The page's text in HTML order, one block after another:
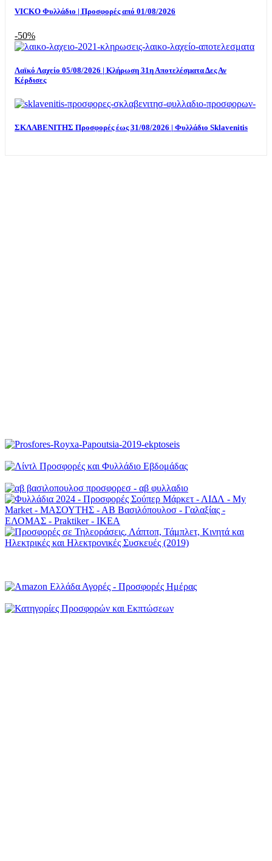
VICKO Φυλλάδιο | Προσφορές από 01/08/2026
-50%
Λαϊκό Λαχείο 05/08/2026 | Κλήρωση 31η Αποτελέσματα Δες Αν
Κέρδισες
ΣΚΛΑΒΕΝΙΤΗΣ Προσφορές έως 31/08/2026 | Φυλλάδιο Sklavenitis